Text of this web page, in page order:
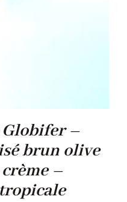
–
brun olive
–